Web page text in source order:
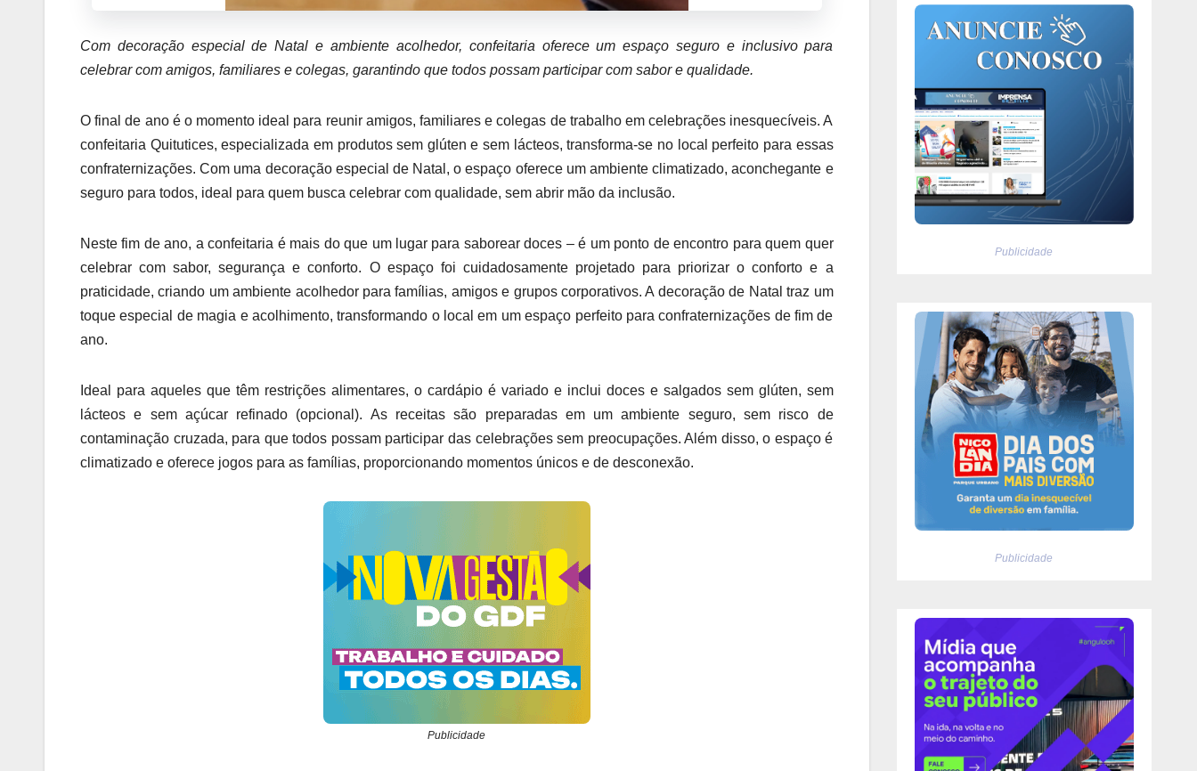
Com decoração especial de Natal e ambiente acolhedor, confeitaria oferece um espaço seguro e inclusivo para
celebrar com amigos, familiares e colegas, garantindo que todos possam participar com sabor e qualidade.
O final de ano é o momento ideal para reunir amigos, familiares e colegas de trabalho em celebrações inesquecíveis. A
confeitaria Quitutices, especializada em produtos sem glúten e sem lácteos, transforma-se no local perfeito para essas
confraternizações. Com uma decoração especial de Natal, o espaço oferece um ambiente climatizado, aconchegante e
seguro para todos, ideal para quem busca celebrar com qualidade, sem abrir mão da inclusão.
Neste fim de ano, a confeitaria é mais do que um lugar para saborear doces – é um ponto de encontro para quem quer
celebrar com sabor, segurança e conforto. O espaço foi cuidadosamente projetado para priorizar o conforto e a
praticidade, criando um ambiente acolhedor para famílias, amigos e grupos corporativos. A decoração de Natal traz um
toque especial de magia e acolhimento, transformando o local em um espaço perfeito para confraternizações de fim de
ano.
Ideal para aqueles que têm restrições alimentares, o cardápio é variado e inclui doces e salgados sem glúten, sem
lácteos e sem açúcar refinado (opcional). As receitas são preparadas em um ambiente seguro, sem risco de
contaminação cruzada, para que todos possam participar das celebrações sem preocupações. Além disso, o espaço é
climatizado e oferece jogos para as famílias, proporcionando momentos únicos e de desconexão.
Publicidade
Publicidade
Publicidade